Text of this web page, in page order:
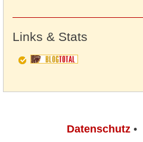
Links & Stats
Datenschutz •